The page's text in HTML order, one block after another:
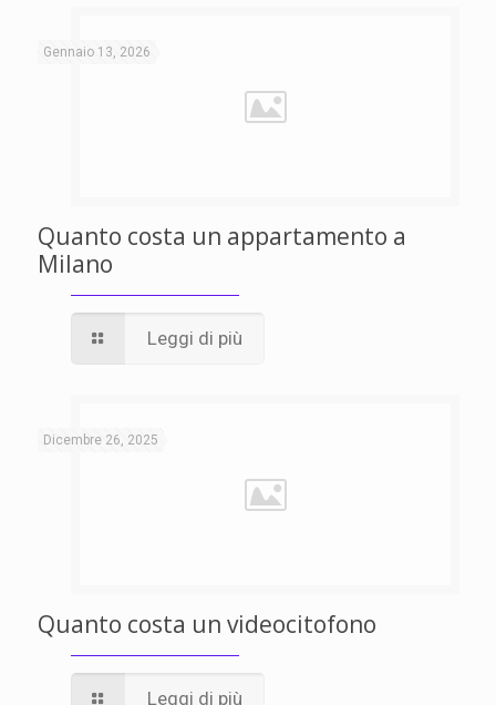
Gennaio 13, 2026
Quanto costa un appartamento a
Milano
Leggi di più
Dicembre 26, 2025
Quanto costa un videocitofono
Leggi di più